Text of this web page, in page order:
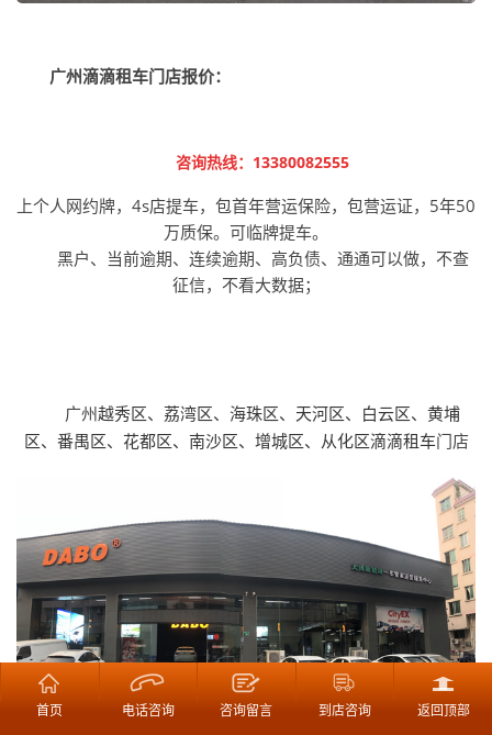
广州滴滴租车门店报价：
咨询热线：13380082555
上个人网约牌，4s店提车，包首年营运保险，包营运证，5年50
万质保。可临牌提车。
黑户、当前逾期、连续逾期、高负债、通通可以做，不查
征信，不看大数据；
广州越秀区、荔湾区、海珠区、天河区、白云区、黄埔
区、番禺 区、花都区、南沙区、增城区、从化区滴滴租车门店
首页 电话咨询 咨询留言 到店咨询 返回顶部